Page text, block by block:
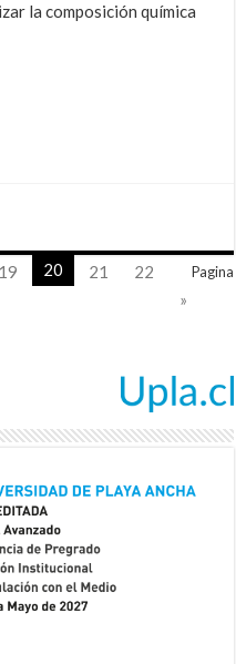
la composición química
Pagina
19 20 21
22
»